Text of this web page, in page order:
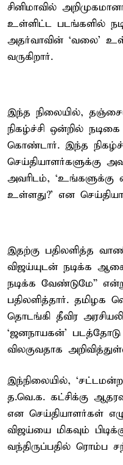
சினிமாவில்
உள்ளிட்ட படங்களில்
அதர்வாவின் ‘வலை’
வருகிறார்.
இந்த நிலையில்,
நிகழ்ச்சி ஒன்றில்
கொண்டார். இந்த
செய்தியாளர்களுக்கு
அவரிடம், ‘உங்களுக்கு
உள்ளது?’ என
இதற்கு பதிலளித்த
விஜய்யுடன் நடிக்க
நடிக்க வேண்டுமே”
பதிலளித்தார். தமிழக
தொடங்கி தீவிர
‘ஜனநாயகன்’ படத்தோடு
விலகுவதாக
இந்நிலையில்,
த.வெ.க. கட்சிக்கு
என செய்தியாளர்கள்
விஜய்யை மிகவும்
வந்திருப்பதில் ரொம்ப